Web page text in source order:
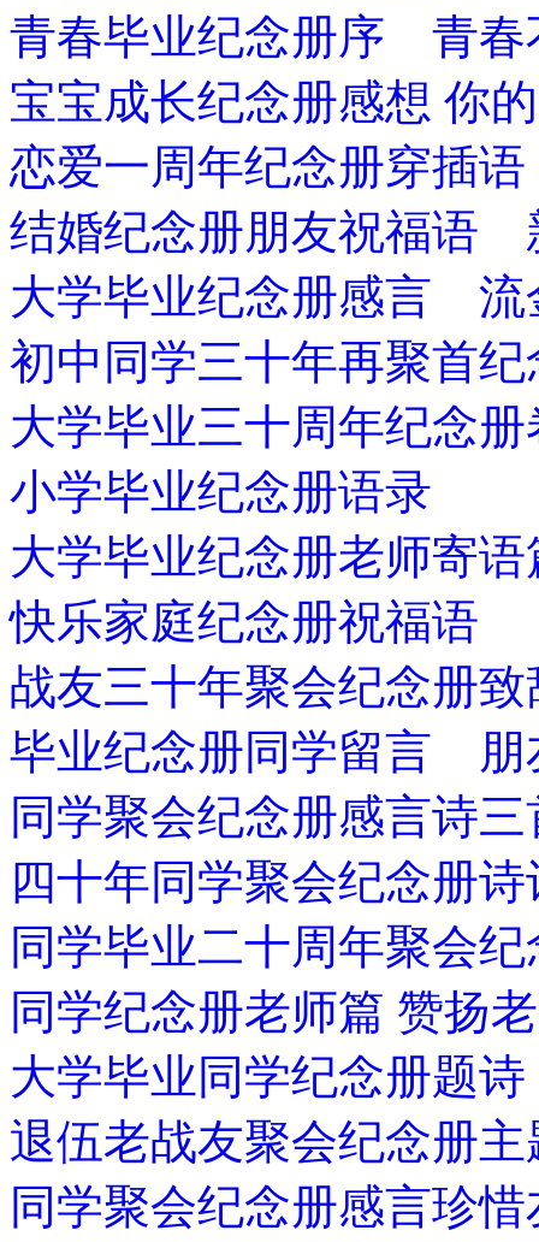
青春毕业纪念册序 青春
宝宝成长纪念册感想 你
恋爱一周年纪念册穿插
结婚纪念册朋友祝福语
大学毕业纪念册感言 流
初中同学三十年再聚首
大学毕业三十周年纪念册
小学毕业纪念册语录
大学毕业纪念册老师寄语
快乐家庭纪念册祝福语
战友三十年聚会纪念册致
毕业纪念册同学留言 朋
同学聚会纪念册感言诗三
四十年同学聚会纪念册
同学毕业二十周年聚会
同学纪念册老师篇 赞扬
大学毕业同学纪念册题诗
退伍老战友聚会纪念册
同学聚会纪念册感言珍